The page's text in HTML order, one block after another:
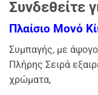
Συνδεθείτε
Πλαίσιο Μονό
Συμπαγής, με
Πλήρης Σειρά
χρώματα,